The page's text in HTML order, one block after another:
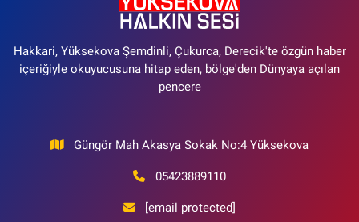
Hakkari, Yüksekova Şemdinli, Çukurca, Derecik'te özgün haber
içeriğiyle okuyucusuna hitap eden, bölge'den Dünyaya açılan
pencere
Güngör Mah Akasya Sokak No:4 Yüksekova
05423889110
[email protected]